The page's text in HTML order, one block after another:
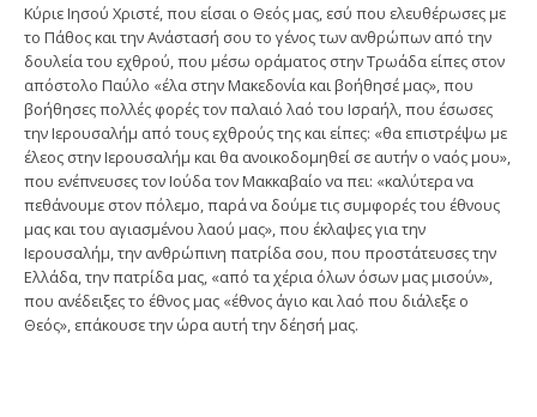
Κύριε Ιησού Χριστέ, που είσαι ο Θεός μας, εσύ που ελευθέρωσες με
το Πάθος και την Ανάστασή σου το γένος των ανθρώπων από την
δουλεία του εχθρού, που μέσω οράματος στην Τρωάδα είπες στον
απόστολο Παύλο «έλα στην Μακεδονία και βοήθησέ μας», που
βοήθησες πολλές φορές τον παλαιό λαό του Ισραήλ, που έσωσες
την Ιερουσαλήμ από τους εχθρούς της και είπες: «θα επιστρέψω με
έλεος στην Ιερουσαλήμ και θα ανοικοδομηθεί σε αυτήν ο ναός μου»,
που ενέπνευσες τον Ιούδα τον Μακκαβαίο να πει: «καλύτερα να
πεθάνουμε στον πόλεμο, παρά να δούμε τις συμφορές του έθνους
μας και του αγιασμένου λαού μας», που έκλαψες για την
Ιερουσαλήμ, την ανθρώπινη πατρίδα σου, που προστάτευσες την
Ελλάδα, την πατρίδα μας, «από τα χέρια όλων όσων μας μισούν»,
που ανέδειξες το έθνος μας «έθνος άγιο και λαό που διάλεξε ο
Θεός», επάκουσε την ώρα αυτή την δέησή μας.